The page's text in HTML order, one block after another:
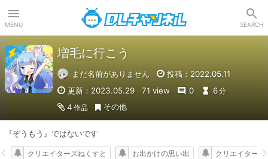
MENU SEARCH
増毛に行こう
まだ名前がありません
投稿：2022.05.11
更新：2023.05.29
71 view 0 6分
4 作品 その他
『ぞうもう』ではないです
クリエイターズねくすと お出かけの思い出 クリエイターズ